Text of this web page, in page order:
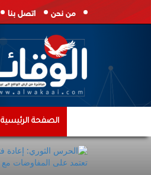
من نحن اتصل بنا
الصفحة الرئيسية